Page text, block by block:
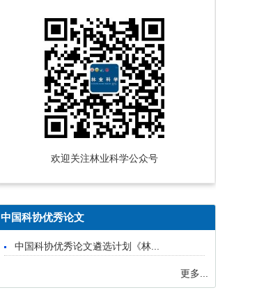
欢迎关注林业科学公众号
中国科协优秀论文
中国科协优秀论文遴选计划《林...
更多...